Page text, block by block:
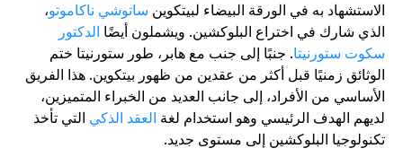
به في الورقة البيضاء لبيتكوينساتوشي ناكاموتو،
شارك في اختراع البلوكشين. ويشملون أيضًاالدكتور
ستورنيتا . جنبًا إلى جنب مع هابر، طور ستورنيتا ختم
زمنيًا قبل أكثر من عقدين من ظهور بيتكوين. هذا الفريق
من الأفراد، إلى جانب العديد من الخبراء المتميزين،
الهدف الرئيسي وهو استخدام لغةالعقد الذكيالتي تأخذ
البلوكشين إلى مستوى جديد.